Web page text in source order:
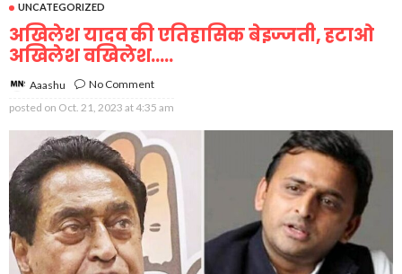
UNCATEGORIZED
अखिलेश यादव की एतिहासिक बेइज्जती, हटाओ
अखिलेश वखिलेश…..
Aaashu
No Comment
posted on Oct. 21, 2023 at 4:35 am